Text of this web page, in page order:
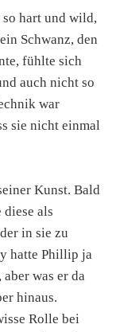
so hart und wild,
Schwanz, den
fühlte sich
auch nicht so
war
sie nicht einmal
Kunst. Bald
als
in sie zu
hatte Phillip ja
was er da
hinaus.
Rolle bei